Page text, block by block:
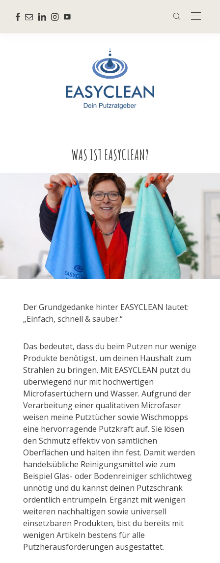
WAS IST EASYCLEAN?
Der Grundgedanke hinter EASYCLEAN lautet:
„Einfach, schnell & sauber.“
Das bedeutet, dass du beim Putzen nur wenige
Produkte benötigst, um deinen Haushalt zum
Strahlen zu bringen. Mit EASYCLEAN putzt du
überwiegend nur mit hochwertigen
Microfasertüchern und Wasser. Aufgrund der
Verarbeitung einer qualitativen Microfaser
weisen meine Putztücher sowie Wischmopps
eine hervorragende Putzkraft auf. Sie lösen
den Schmutz effektiv von sämtlichen
Oberflächen und halten ihn fest. Damit werden
handelsübliche Reinigungsmittel wie zum
Beispiel Glas- oder Bodenreiniger schlichtweg
unnötig und du kannst deinen Putzschrank
ordentlich entrümpeln. Ergänzt mit wenigen
weiteren nachhaltigen sowie universell
einsetzbaren Produkten, bist du bereits mit
wenigen Artikeln bestens für alle
Putzherausforderungen ausgestattet.